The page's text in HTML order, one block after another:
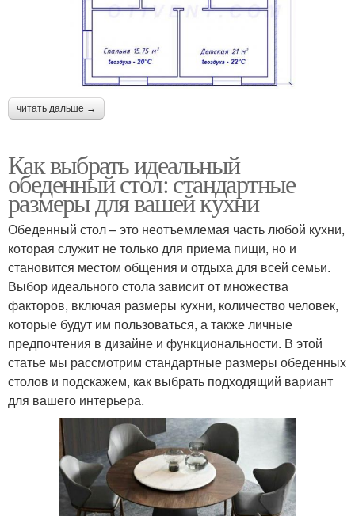
читать дальше →
Как выбрать идеальный
обеденный стол: стандартные
размеры для вашей кухни
Обеденный стол – это неотъемлемая часть любой кухни,
которая служит не только для приема пищи, но и
становится местом общения и отдыха для всей семьи.
Выбор идеального стола зависит от множества
факторов, включая размеры кухни, количество человек,
которые будут им пользоваться, а также личные
предпочтения в дизайне и функциональности. В этой
статье мы рассмотрим стандартные размеры обеденных
столов и подскажем, как выбрать подходящий вариант
для вашего интерьера.